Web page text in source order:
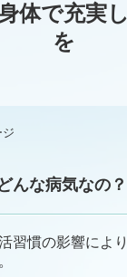
パート)
体で充実
を
んな病気なの？
習慣の影響によ